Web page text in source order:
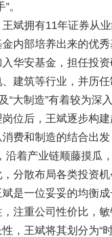
。
拥有11年证券从业
内部培养出来的优
华安基金，担任投
建筑等行业，并历
“大制造”有着较为深
后，王斌逐步构建
费和制造的结合出发
沿着产业链顺藤摸瓜
分散布局各类投资
一位妥妥的均衡成
注重公司性价比，
，王斌将其划分为“